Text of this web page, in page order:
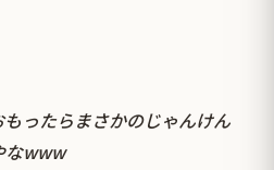
ったらまさかのじゃんけん
なwww